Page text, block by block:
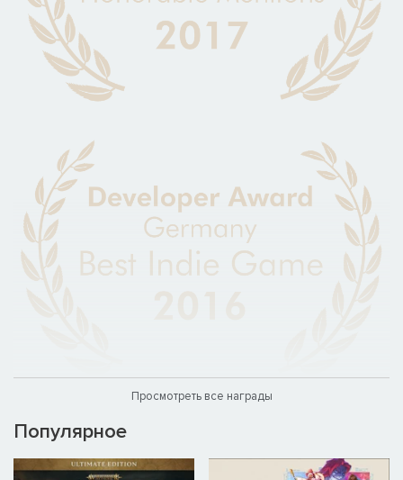
Просмотреть все награды
Популярное